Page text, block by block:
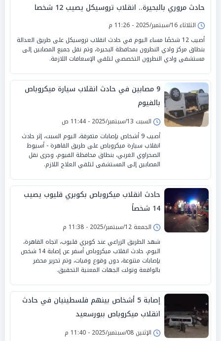
حادث مروري بالبحيرة.. انقلاب تروسيكل يصيب 12 شخصا
الثلاثاء 16/سبتمبر/2025 - 11:26 م
أصيب 12 شخصًا مساء اليوم في حادث انقلاب تروسيكل على طريق العدالة
بنطاق مركز وادي النطرون بمحافظة البحيرة، وتم نقل جميع المصابين إلى
مستشفى وادي النطرون التخصصي لتلقي الإسعافات اللازمة.
9 مصابين في حادث انقلاب سيارة ميكروباص
بالفيوم
السبت 13/سبتمبر/2025 - 11:44 ص
أصيب 9 أشخاص بإصابات متفرقة، اليوم السبت، إثر حادث
انقلاب سيارة ميكروباص على طريق القاهرة - أسيوط
الصحراوي الغربي، بنطاق محافظة الفيوم، وجرى نقل
المصابين إلى المستشفى لتلقي العلاج اللازم.
حادث انقلاب ميكروباص بكوبري قليوب يصيب
14 شخصاً
الجمعة 12/سبتمبر/2025 - 11:38 م
شهد الطريق الزراعي عند كوبري قليوب، اتجاه القاهرة،
اليوم، حادث انقلاب ميكروباص أسفر عن إصابة 14 شخص
بإصابات متنوعة، دون وقوع وفيات، وتم تحرير محضر
بالواقعة وتولت الجهات المعنية التحقيق.
إصابة 5 أشخاص بينهم فلسطينيان في حادث
انقلاب ميكروباص ببورسعيد
الإثنين 08/سبتمبر/2025 - 11:40 م